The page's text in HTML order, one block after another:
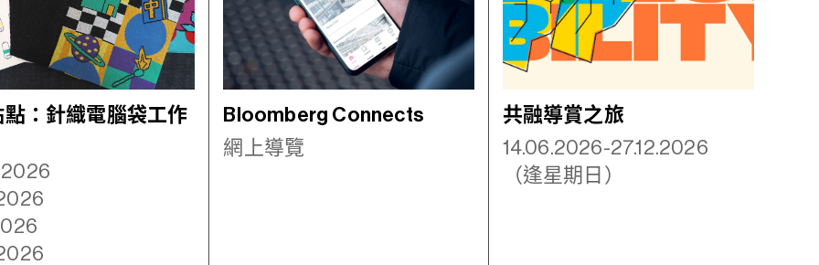
點：針織電腦袋工作
Bloomberg Connects
網上導覽
共融導賞之旅
14.06.2026-27.12.2026
（逢星期日）